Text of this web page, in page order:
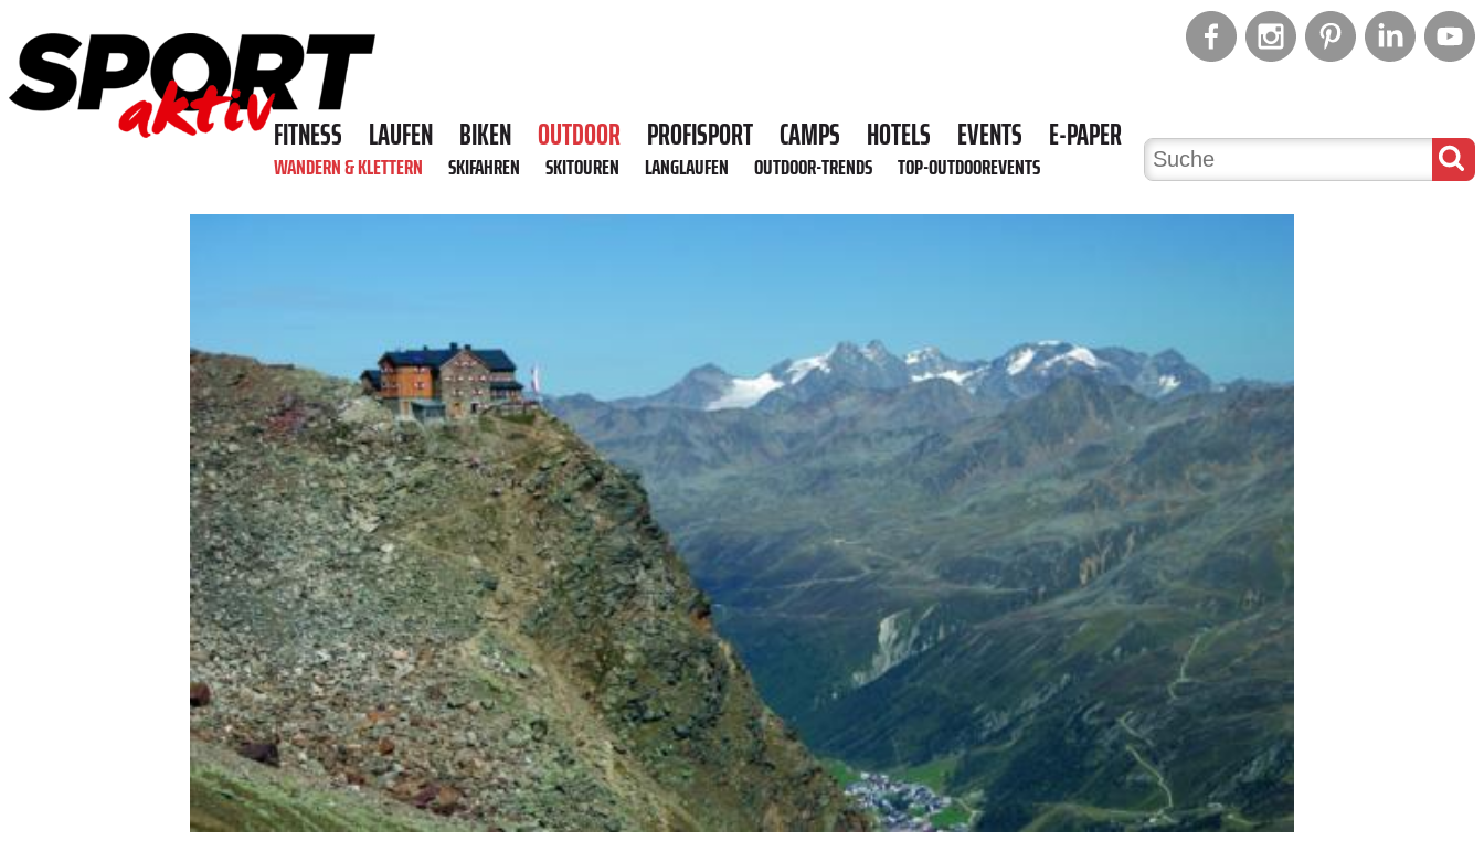
FITNESS LAUFEN BIKEN OUTDOOR PROFISPORT CAMPS HOTELS EVENTS E-PAPER
WANDERN & KLETTERN SKIFAHREN SKITOUREN LANGLAUFEN OUTDOOR-TRENDS TOP-OUTDOOREVENTS